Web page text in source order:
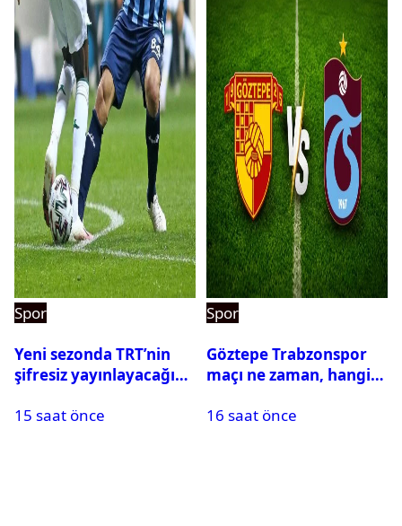
Spor
Yeni sezonda TRT’nin
şifresiz yayınlayacağı
15 saat önce
Spor
Göztepe Trabzonspor
maçı ne zaman, hangi
oynayacak mı?
16 saat önce